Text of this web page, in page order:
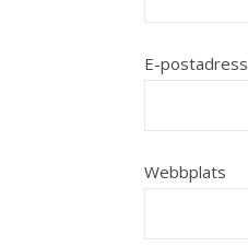
E-postadress
Webbplats